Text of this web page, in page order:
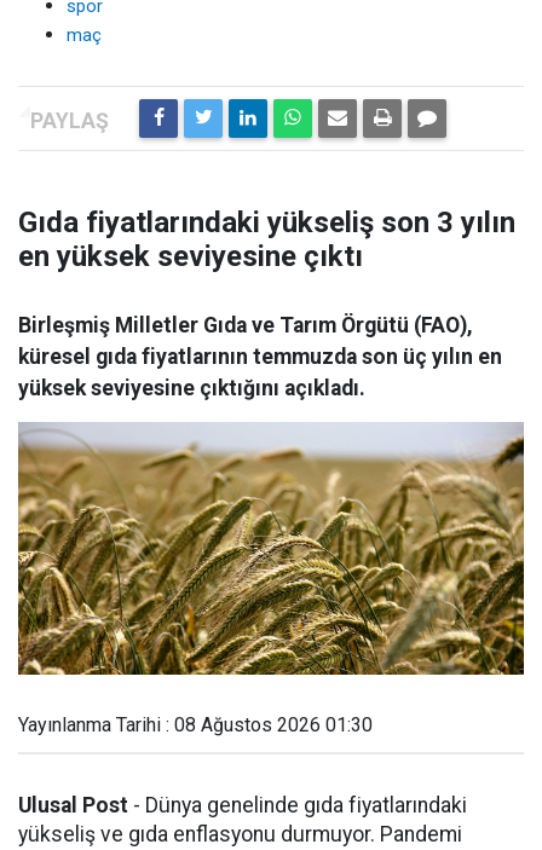
spor
maç
Gıda fiyatlarındaki yükseliş son 3 yılın
en yüksek seviyesine çıktı
Birleşmiş Milletler Gıda ve Tarım Örgütü (FAO),
küresel gıda fiyatlarının temmuzda son üç yılın en
yüksek seviyesine çıktığını açıkladı.
Yayınlanma Tarihi : 08 Ağustos 2026 01:30
Ulusal Post - Dünya genelinde gıda fiyatlarındaki
yükseliş ve gıda enflasyonu durmuyor. Pandemi